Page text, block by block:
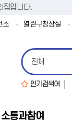
집입니다.
소 열린구청장실
인기검색어
소통과참여